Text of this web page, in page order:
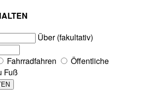
Über (fakultativ)
Fahrradfahren
Öffentliche
Fuß